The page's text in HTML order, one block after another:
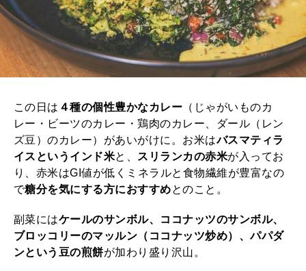
この日は ４種の個性豊かなカレー （じゃがいものカ
レー・ビーツのカレー・鶏肉のカレー、ダール（レン
ズ豆）のカレー）があいがけに。お米はバスマティラ
イスというインド米と、 スリランカの赤米が入ってお
り、赤米はGI値が低くミネラルと食物繊維が豊富なの
で糖分を気にする方におすすめとのこと。
副菜にはケールのサンボル、ココナッツのサンボル、
ブロッコリーのマッルン（ココナッツ炒め）、パパダ
ンという豆の煎餅が加わり盛り沢山。